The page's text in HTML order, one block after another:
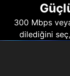
300 Mbps
dilediğini